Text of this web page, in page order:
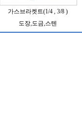
가스브라켓트(1/4 , 3/8 )
도장,도금,스텐